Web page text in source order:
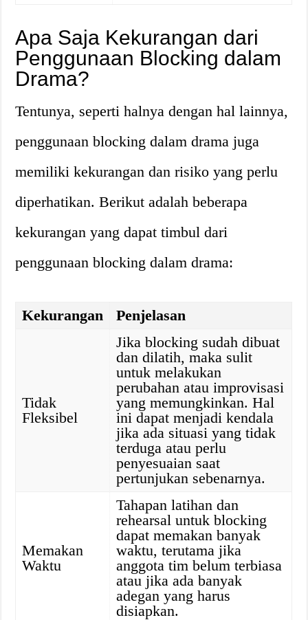
Apa Saja Kekurangan dari
Penggunaan Blocking dalam
Drama?
Tentunya, seperti halnya dengan hal lainnya,
penggunaan blocking dalam drama juga
memiliki kekurangan dan risiko yang perlu
diperhatikan. Berikut adalah beberapa
kekurangan yang dapat timbul dari
penggunaan blocking dalam drama:
Kekurangan Penjelasan
Tidak
Fleksibel
Jika blocking sudah dibuat
dan dilatih, maka sulit
untuk melakukan
perubahan atau improvisasi
yang memungkinkan. Hal
ini dapat menjadi kendala
jika ada situasi yang tidak
terduga atau perlu
penyesuaian saat
pertunjukan sebenarnya.
Memakan
Waktu
Tahapan latihan dan
rehearsal untuk blocking
dapat memakan banyak
waktu, terutama jika
anggota tim belum terbiasa
atau jika ada banyak
adegan yang harus
disiapkan.